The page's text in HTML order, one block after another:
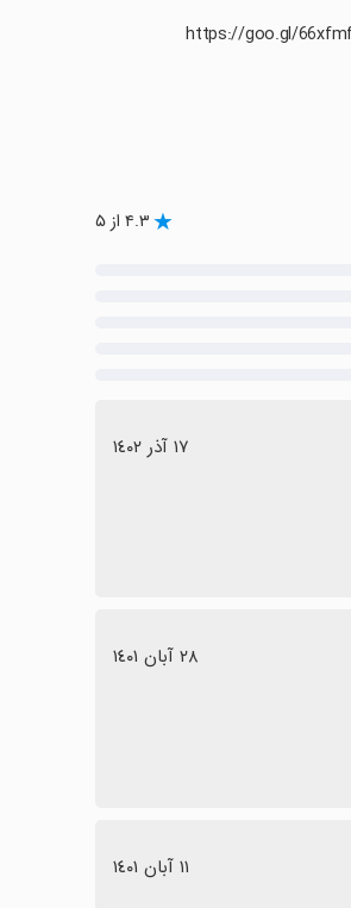
۴.۳ از ۵
١٧ آذر ١٤٠٢
٢٨ آبان ١٤٠١
١١ آبان ١٤٠١